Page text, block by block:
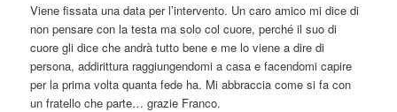
Viene fissata una data per l’intervento. Un caro amico mi dice di
non pensare con la testa ma solo col cuore, perché il suo di
cuore gli dice che andrà tutto bene e me lo viene a dire di
persona, addirittura raggiungendomi a casa e facendomi capire
per la prima volta quanta fede ha. Mi abbraccia come si fa con
un fratello che parte… grazie Franco.